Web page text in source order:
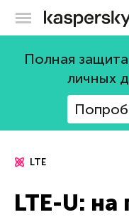
Полная
личных
LTE
LTE-U: на